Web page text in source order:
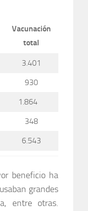
Vacunación
total
3.401
930
1.864
348
6.543
beneficio ha
grandes
entre otras.